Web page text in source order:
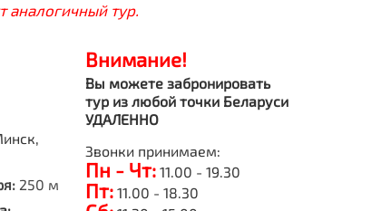
аналогичный тур.
250 м
Внимание!
Вы можете забронировать
тур из любой точки Беларуси
УДАЛЕННО
Звонки принимаем:
Пн - Чт:11.00 - 19.30
Пт:11.00 - 18.30